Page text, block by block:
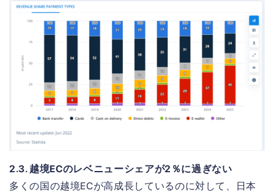
2.3. 越境ECのレベニューシェアが2％に過ぎない
多くの国の越境ECが高成長しているのに対して、日本